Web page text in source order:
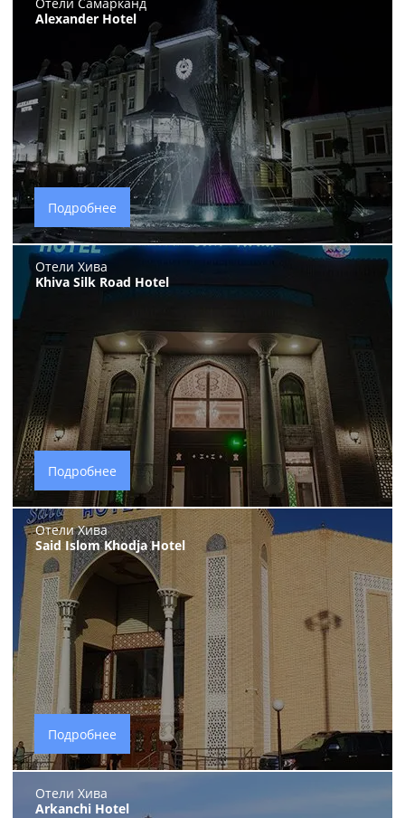
Alexander Hotel
Подробнее
Отели Хива
Khiva Silk Road Hotel
Подробнее
Отели Хива
Said Islom Khodja Hotel
Подробнее
Отели Хива
Arkanchi Hotel